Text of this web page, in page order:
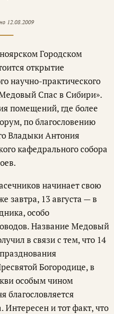
12.08.2009
Городском
открытие
научно-практического
Спас в Сибири».
помещений, где более
по благословению
Владыки Антония
кафедрального собора
начинает свою
завтра, 13 августа — в
особо
Название Медовый
в связи с тем, что 14
Богородице, в
особым чином
благословляется
Интересен и тот факт, что